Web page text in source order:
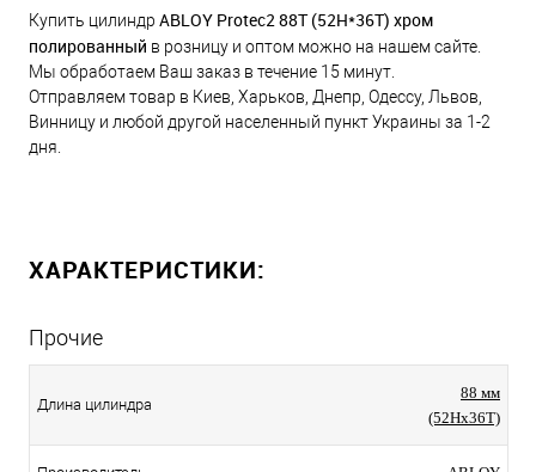
Купить цилиндр ABLOY Protec2 88T (52H*36Т) хром
полированный в розницу и оптом можно на нашем сайте.
Мы обработаем Ваш заказ в течение 15 минут.
Отправляем товар в Киев, Харьков, Днепр, Одессу, Львов,
Винницу и любой другой населенный пункт Украины за 1-2
дня.
ХАРАКТЕРИСТИКИ:
Прочие
Длина цилиндра
88 мм
(52Hx36T)